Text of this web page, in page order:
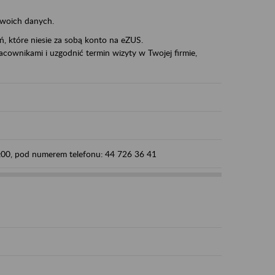
danych.
które niesie za sobą konto na eZUS.
i uzgodnić termin wizyty w Twojej firmie,
pod numerem telefonu: 44 726 36 41